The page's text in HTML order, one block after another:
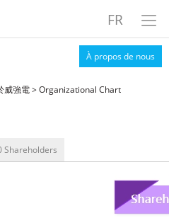
FR
À propos de nous
威強電 > Organizational Chart
Shareholders